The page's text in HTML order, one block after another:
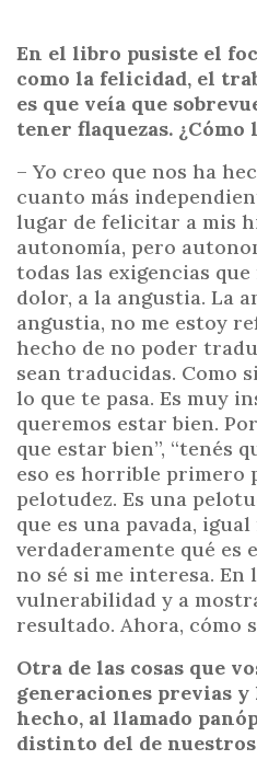
En el libro pusiste el
como la felicidad, el
es que veía que
tener flaquezas. ¿Cómo
– Yo creo que nos ha
cuanto más
lugar de felicitar a mis
autonomía, pero
todas las exigencias
dolor, a la angustia. La
angustia, no me estoy
hecho de no poder
sean traducidas. Como
lo que te pasa. Es muy
queremos estar bien.
que estar bien”, “tenés
eso es horrible primero
pelotudez. Es una
que es una pavada,
verdaderamente qué es
no sé si me interesa. En
vulnerabilidad y a
resultado. Ahora, cómo
Otra de las cosas que
generaciones previas
hecho, al llamado
distinto del de nuestros